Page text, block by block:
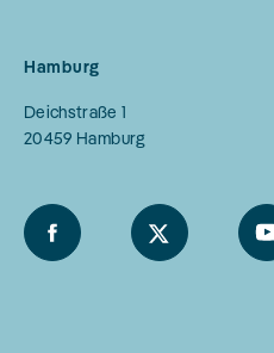
Hamburg
Deichstraße 1
20459 Hamburg